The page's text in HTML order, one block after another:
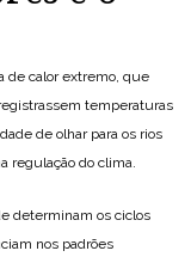
de calor extremo, que
temperaturas
de olhar para os rios
regulação do clima.
determinam os ciclos
nos padrões